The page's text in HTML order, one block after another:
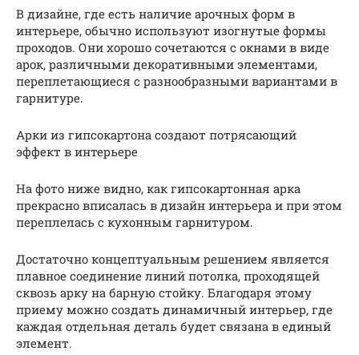
В дизайне, где есть наличие арочных форм в
интерьере, обычно используют изогнутые формы
проходов. Они хорошо сочетаются с окнами в виде
арок, различными декоративными элементами,
переплетающиеся с разнообразными вариантами в
гарнитуре.
Арки из гипсокартона создают потрясающий
эффект в интерьере
На фото ниже видно, как гипсокартонная арка
прекрасно вписалась в дизайн интерьера и при этом
переплелась с кухонным гарнитуром.
Достаточно концептуальным решением является
плавное соединение линий потолка, проходящей
сквозь арку на барную стойку. Благодаря этому
приему можно создать динамичный интерьер, где
каждая отдельная деталь будет связана в единый
элемент.